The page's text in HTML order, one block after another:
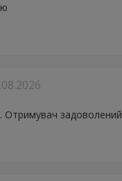
Отримувач задоволений